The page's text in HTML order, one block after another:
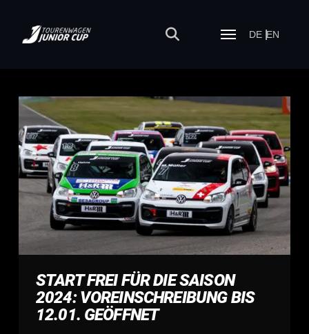
DE EN
START FREI FÜR DIE SAISON
2024: VOREINSCHREIBUNG BIS
12.01. GEÖFFNET